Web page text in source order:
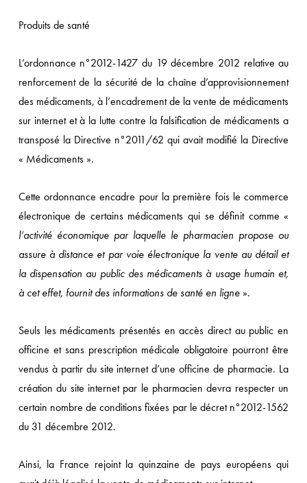
Produits de santé
L’ordonnance n°2012-1427 du 19 décembre 2012 relative au
renforcement de la sécurité de la chaîne d’approvisionnement
des médicaments, à l’encadrement de la vente de médicaments
sur internet et à la lutte contre la falsification de médicaments a
transposé la Directive n°2011/62 qui avait modifié la Directive
« Médicaments ».
Cette ordonnance encadre pour la première fois le commerce
électronique de certains médicaments qui se définit comme «
l’activité économique par laquelle le pharmacien propose ou
assure à distance et par voie électronique la vente au détail et
la dispensation au public des médicaments à usage humain et,
à cet effet, fournit des informations de santé en ligne».
Seuls les médicaments présentés en accès direct au public en
officine et sans prescription médicale obligatoire pourront être
vendus à partir du site internet d’une officine de pharmacie. La
création du site internet par le pharmacien devra respecter un
certain nombre de conditions fixées par le décret n°2012-1562
du 31 décembre 2012.
Ainsi, la France rejoint la quinzaine de pays européens qui